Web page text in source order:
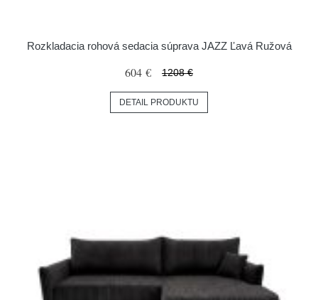
Rozkladacia rohová sedacia súprava JAZZ Ľavá Ružová
604 € 1208 €
DETAIL PRODUKTU